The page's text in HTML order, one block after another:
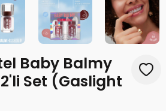
Baby Balmy
Set (Gaslight